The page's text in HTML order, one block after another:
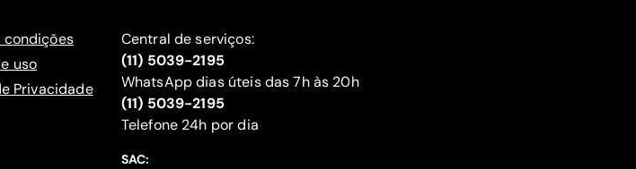
condições
uso
Privacidade
Central de serviços:
(11) 5039-2195
WhatsApp dias úteis das 7h às 20h
(11) 5039-2195
‍Telefone 24h por dia
SAC: